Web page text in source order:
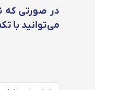
در صورتی که
می‌توانید با